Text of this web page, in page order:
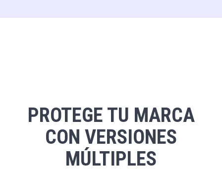
PROTEGE TU MARCA
CON VERSIONES
MÚLTIPLES